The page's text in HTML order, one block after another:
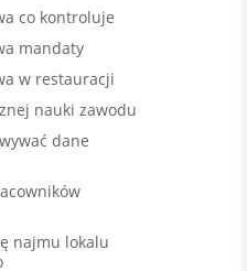
co kontroluje
mandaty
w restauracji
nauki zawodu
dane
najmu lokalu